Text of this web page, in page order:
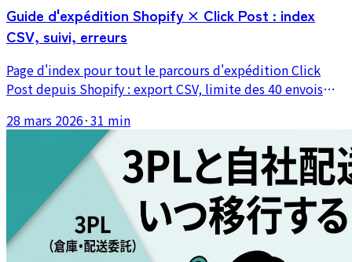
Guide d'expédition Shopify × Click Post : index
CSV, suivi, erreurs
Page d'index pour tout le parcours d'expédition Click
Post depuis Shopify : export CSV, limite des 40 envois
des numéros de suivi, gestion des erreurs d'adresse et
d'encodage. Organisée à partir de 3 ans et 2 200 envois
pour renvoyer directement vers l'article qui traite votre
question.
28 mars 2026·31 min